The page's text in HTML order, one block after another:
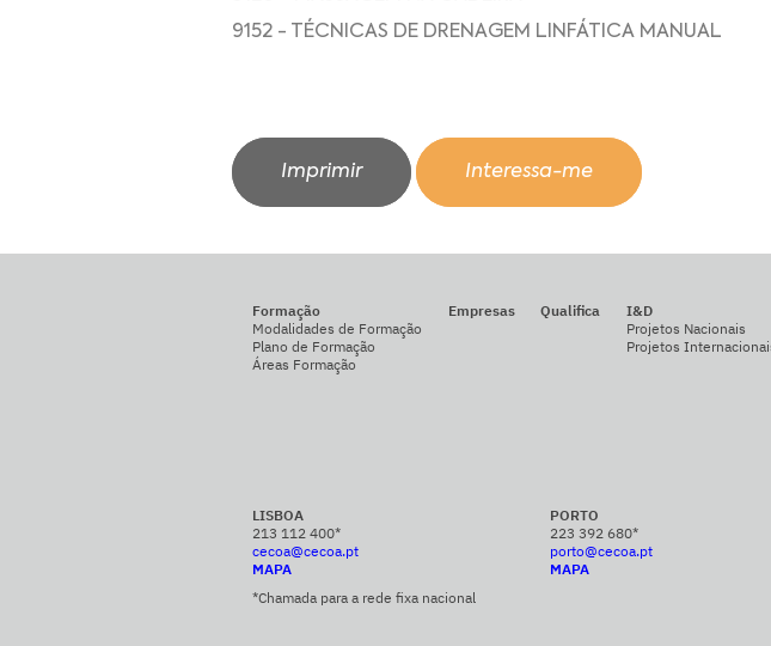
9152 - TÉCNICAS DE DRENAGEM LINFÁTICA MANUAL
Imprimir Interessa-me
Formação
Modalidades de Formação
Plano de Formação
Áreas Formação
Empresas Qualifica
I&D
Projetos Nacionais
Projetos
LISBOA
213 112 400*
cecoa@cecoa.pt
MAPA
PORTO
223 392 680*
porto@cecoa.pt
MAPA
*Chamada para a rede fixa nacional